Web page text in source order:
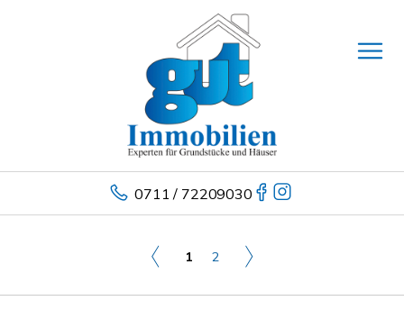
0711 / 72209030
1 2